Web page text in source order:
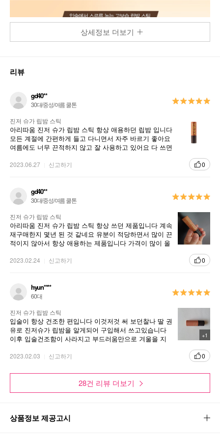
상세정보 더보기
리뷰
gd40**
30대/중성/여름 쿨톤
진저 슈가 립밤 스틱
아리따움 진저 슈가 립밤 스틱 항상 애용하던 립밤 입니다
모든 계절에 간편하게 들고 다니면서 자주 바르기 좋아요
여름에도 너무 끈적하지 않고 잘 사용하고 있어요 다 쓰면
2023.06.27 신고하기 0
gd40**
30대/중성/여름 쿨톤
진저 슈가 립밤 스틱
아리따움 진저 슈가 립밤 스틱 항상 쓰던 제품입니다 계속
재구매한지 몇년 된 것 같네요 유분이 적당하면서 많이 끈
적이지 않아서 항상 애용하는 제품입니다 가격이 많이 올
2023.02.24 신고하기 0
hyun****
60대
+1
진저 슈가 립밤 스틱
입술이 항상 건조한 편입니다 이것저것 써 보던찰나 딸 권
유로 진저슈가 립밤을 알게되어 구입해서 쓰고있습니다
이후 입술건조함이 사라지고 부드러움만으로 겨울을 지
2023.02.03 신고하기 0
28건 리뷰 더보기
상품정보 제공고시